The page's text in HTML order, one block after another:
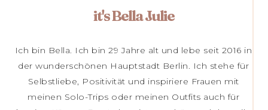
it's Bella Julie
Ich bin Bella. Ich bin 29 Jahre alt und lebe seit 2016 in
der wunderschönen Hauptstadt Berlin. Ich stehe für
Selbstliebe, Positivität und inspiriere Frauen mit
meinen Solo-Trips oder meinen Outfits auch für